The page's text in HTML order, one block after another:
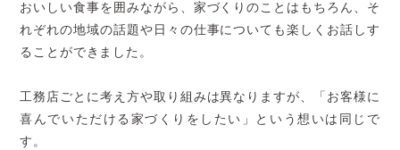
おいしい食事を囲みながら、家づくりのことはもちろん、そ
れぞれの地域の話題や日々の仕事についても楽しくお話しす
ることができました。
工務店ごとに考え方や取り組みは異なりますが、「お客様に
喜んでいただける家づくりをしたい」という想いは同じで
す。